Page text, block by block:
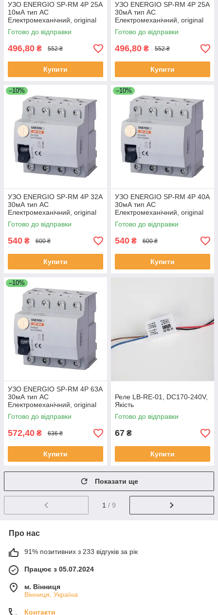
УЗО ENERGIO SP-RM 4P 25А
10мА тип AC
Електромеханічний, original
Готово до відправки
496,80 ₴ 552 ₴
Купити
УЗО ENERGIO SP-RM 4P 25А
30мА тип AC
Електромеханічний, original
Готово до відправки
496,80 ₴ 552 ₴
Купити
–10%
УЗО ENERGIO SP-RM 4P 32А
30мА тип AC
Електромеханічний, original
Готово до відправки
540 ₴ 600 ₴
Купити
–10%
УЗО ENERGIO SP-RM 4P 40А
30мА тип AC
Електромеханічний, original
Готово до відправки
540 ₴ 600 ₴
Купити
–10%
УЗО ENERGIO SP-RM 4P 63А
30мА тип AC
Електромеханічний, original
Готово до відправки
572,40 ₴ 636 ₴
Купити
Реле LB-RE-01, DC170-240V,
Якість
Готово до відправки
67 ₴
Купити
Показати ще
1 / 9
Про нас
91% позитивних з 233 відгуків за рік
Працює з 05.07.2024
м. Вінниця
Вінниця, Україна
Контакти